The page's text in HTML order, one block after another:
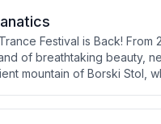
Festival is Back! From
of breathtaking beauty,
mountain of Borski Stol,
rise the Abode of